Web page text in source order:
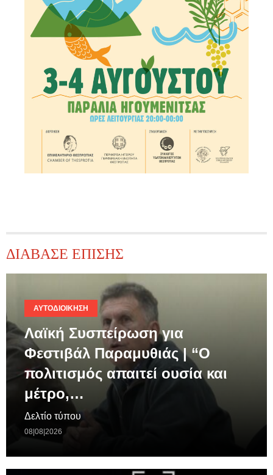
ΔΙΑΒΑΣΕ ΕΠΙΣΗΣ
ΑΥΤΟΔΙΟΊΚΗΣΗ
Λαϊκή Συσπείρωση για
Φεστιβάλ Παραμυθιάς | “Ο
πολιτισμός απαιτεί ουσία και
μέτρο,…
Δελτίο τύπου
08|08|2026